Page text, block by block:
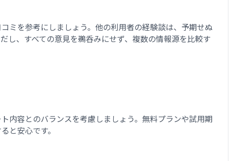
ミを参考にしましょう。他の利用者の経験談は、予期せぬ
し、すべての意見を鵜呑みにせず、複数の情報源を比較す
内容とのバランスを考慮しましょう。無料プランや試用期
と安心です。